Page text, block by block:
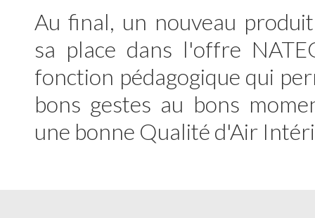
Au final, un nouveau
sa place dans l'offre
fonction pédagogique qui
bons gestes au bons
une bonne Qualité d'Air